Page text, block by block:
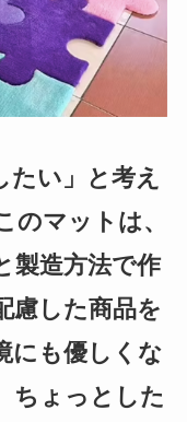
たい」と考え
のマットは、
製造方法で作
慮した商品を
にも優しくな
ちょっとした